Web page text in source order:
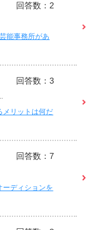
回答数：2
能事務所があ
回答数：3
メリットは何だ
回答数：7
ディションを